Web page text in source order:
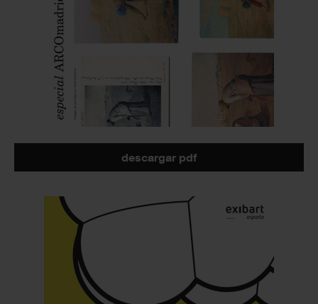
descargar pdf